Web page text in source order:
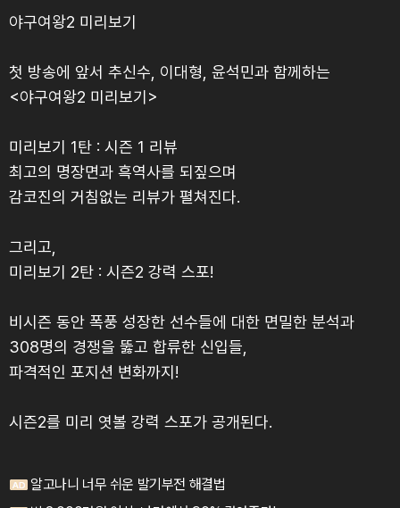
야구여왕2 미리보기
첫 방송에 앞서 추신수, 이대형, 윤석민과 함께하는
<야구여왕2 미리보기>
미리보기 1탄 : 시즌 1 리뷰
최고의 명장면과 흑역사를 되짚으며
감코진의 거침없는 리뷰가 펼쳐진다.
그리고,
미리보기 2탄 : 시즌2 강력 스포!
비시즌 동안 폭풍 성장한 선수들에 대한 면밀한 분석과
308명의 경쟁을 뚫고 합류한 신입들,
파격적인 포지션 변화까지!
시즌2를 미리 엿볼 강력 스포가 공개된다.